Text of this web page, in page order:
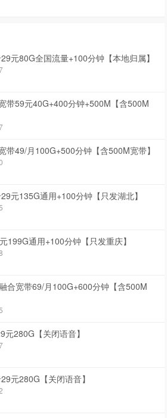
元80G全国流量+100分钟【本地归属】
带59元40G+400分钟+500M【含500M
带49/月100G+500分钟【含500M宽带】
元135G通用+100分钟【只发湖北】
199G通用+100分钟【只发重庆】
合宽带69/月100G+600分钟【含500M
元280G【关闭语音】
元280G【关闭语音】